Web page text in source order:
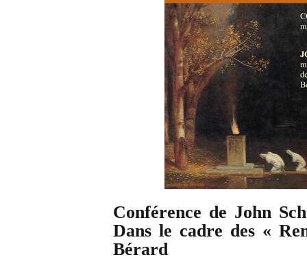
Conférence de John
Dans le cadre des «
Bérard